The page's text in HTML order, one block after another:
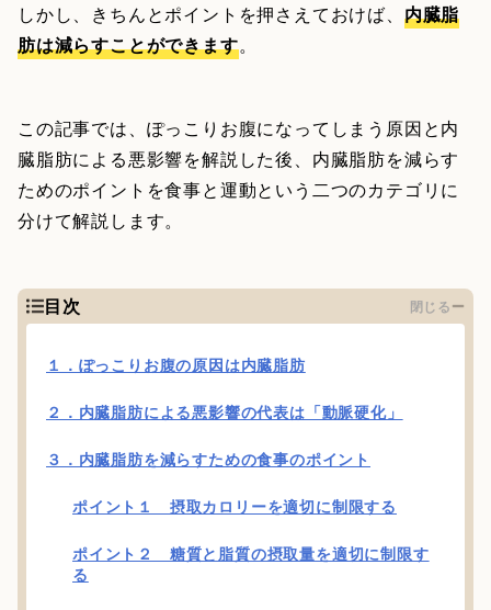
しかし、きちんとポイントを押さえておけば、 内臓脂
肪は減らすことができます。
この記事では、ぽっこりお腹になってしまう原因と内
臓脂肪による悪影響を解説した後、内臓脂肪を減らす
ためのポイントを食事と運動という二つのカテゴリに
分けて解説します。
目次 閉じる
１．ぽっこりお腹の原因は内臓脂肪
２．内臓脂肪による悪影響の代表は「動脈硬化」
３．内臓脂肪を減らすための食事のポイント
ポイント１ 摂取カロリーを適切に制限する
ポイント２ 糖質と脂質の摂取量を適切に制限す
る